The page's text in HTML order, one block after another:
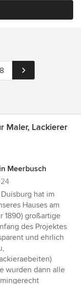
8
Maler, Lackierer
Meerbusch
hat im
Hauses am
1890) großartige
des Projektes
und ehrlich
wurden dann alle